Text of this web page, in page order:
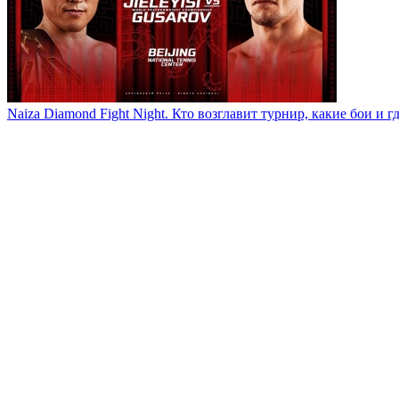
Naiza Diamond Fight Night. Кто возглавит турнир, какие бои и